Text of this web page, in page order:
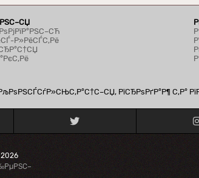
Р»РёСЃС‚Рё
РїСЂРѕРґР°Р¶ С‚Р°